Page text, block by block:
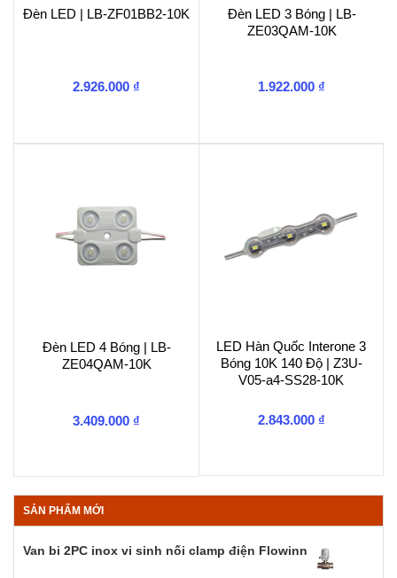
Đèn LED | LB-ZF01BB2-10K
2.926.000 ₫
Đèn LED 3 Bóng | LB-
ZE03QAM-10K
1.922.000 ₫
Đèn LED 4 Bóng | LB-
ZE04QAM-10K
3.409.000 ₫
LED Hàn Quốc Interone 3
Bóng 10K 140 Độ | Z3U-
V05-a4-SS28-10K
2.843.000 ₫
SẢN PHẨM MỚI
Van bi 2PC inox vi sinh nối clamp điện Flowinn